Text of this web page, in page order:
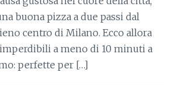
buona pizza a due passi dal
centro di Milano. Ecco allora
a meno di 10 minuti a
perfette per […]